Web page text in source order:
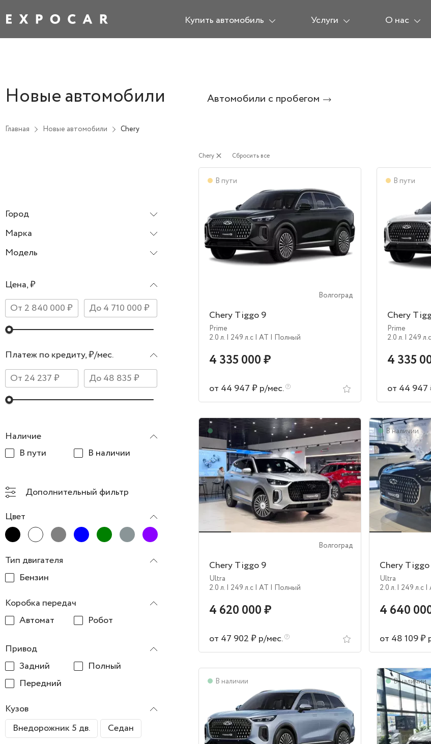
Купить автомобиль Услуги О нас
Новые автомобили Автомобили с пробегом
Главная Новые автомобили Chery
Город
Марка
Модель
Цена, ₽
Платеж по кредиту, ₽/мес.
Наличие
В пути
В наличии
Дополнительный фильтр
Цвет
Тип двигателя
Бензин
Коробка передач
Автомат
Робот
Привод
Задний
Полный
Передний
Кузов
Внедорожник 5 дв.
Седан
Chery close Сбросить все
В пути
Волгоград
Chery Tiggo 9
Prime
2.0 л. | 249 л.c | AT | Полный
4 335 000 ₽
от 44 947 ₽ р/мес.
В пути
Chery
Prime
2.0 л. | 249 л.c
4 335
от 44 947
В наличии
Волгоград
Chery Tiggo 9
Ultra
2.0 л. | 249 л.c | AT | Полный
4 620 000 ₽
от 47 902 ₽ р/мес.
В наличии
Chery
Ultra
2.0 л. | 249 л.c |
4 640
от 48 109 ₽
В наличии В наличии